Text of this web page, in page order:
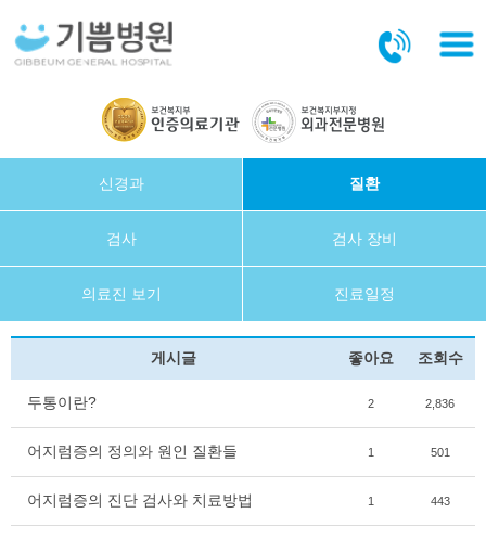
신경과 질환
검사 검사 장비
의료진 보기 진료일정
게시글 좋아요 조회수
두통이란? 2 2,836
어지럼증의 정의와 원인 질환들 1 501
어지럼증의 진단 검사와 치료방법 1 443